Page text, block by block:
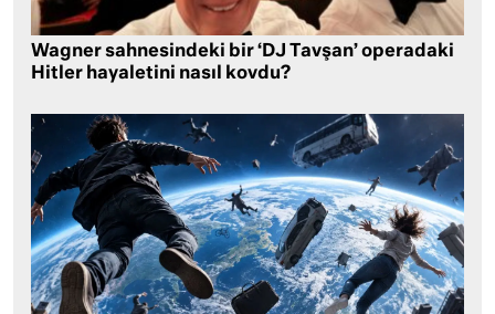
Wagner sahnesindeki bir ‘DJ Tavşan’ operadaki
Hitler hayaletini nasıl kovdu?